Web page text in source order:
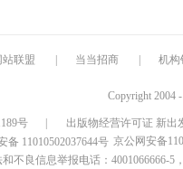
站联盟 当当招商 机构
Copyright 2004
号
出版物经营许可证 新出
京公网安备
不良信息举报电话：4001066666-5